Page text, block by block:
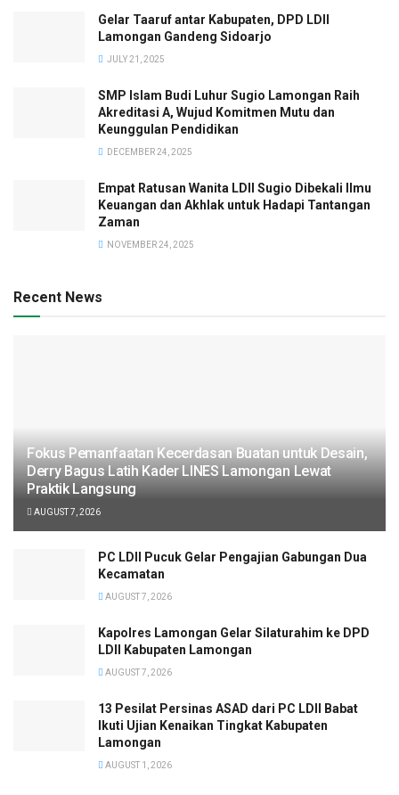
Gelar Taaruf antar Kabupaten, DPD LDII
Lamongan Gandeng Sidoarjo
JULY 21, 2025
SMP Islam Budi Luhur Sugio Lamongan Raih
Akreditasi A, Wujud Komitmen Mutu dan
Keunggulan Pendidikan
DECEMBER 24, 2025
Empat Ratusan Wanita LDII Sugio Dibekali Ilmu
Keuangan dan Akhlak untuk Hadapi Tantangan
Zaman
NOVEMBER 24, 2025
Recent News
Fokus Pemanfaatan Kecerdasan Buatan untuk Desain,
Derry Bagus Latih Kader LINES Lamongan Lewat
Praktik Langsung
AUGUST 7, 2026
PC LDII Pucuk Gelar Pengajian Gabungan Dua
Kecamatan
AUGUST 7, 2026
Kapolres Lamongan Gelar Silaturahim ke DPD
LDII Kabupaten Lamongan
AUGUST 7, 2026
13 Pesilat Persinas ASAD dari PC LDII Babat
Ikuti Ujian Kenaikan Tingkat Kabupaten
Lamongan
AUGUST 1, 2026